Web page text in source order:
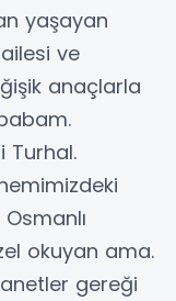
yaşayan
ve
anaçlarla
Turhal.
okuyan ama.
gereği